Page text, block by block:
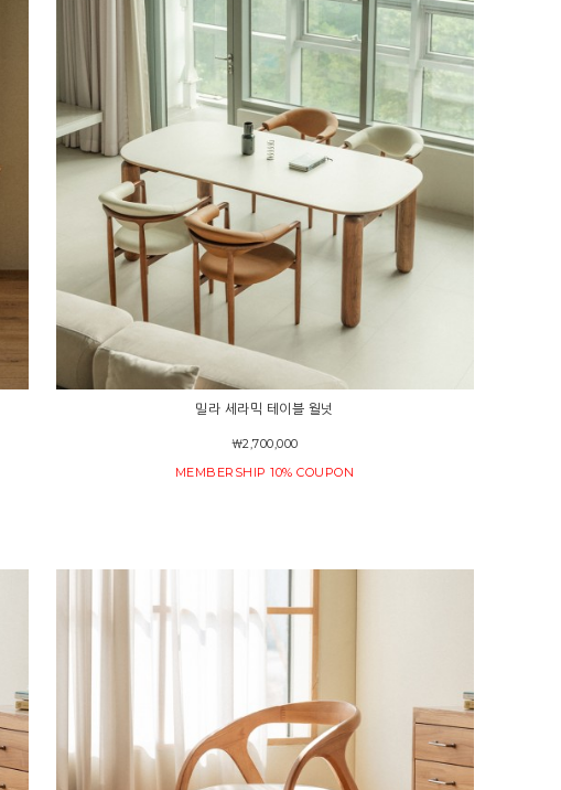
밀라 세라믹 테이블 월넛
￦2,700,000
MEMBERSHIP 10% COUPON